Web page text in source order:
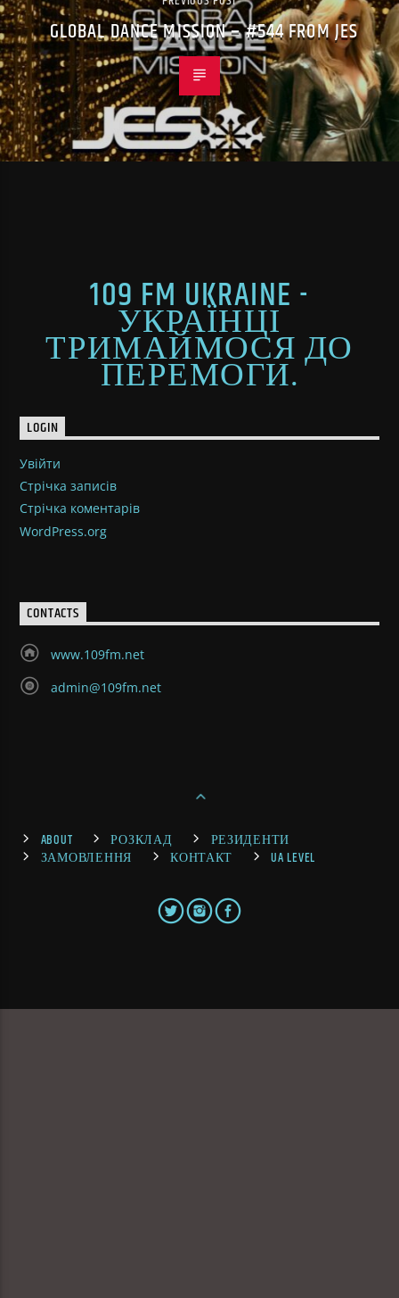
GLOBAL DANCE MISSION – #544 FROM JES
109 FM UKRAINE -
УКРАЇНЦІ
ТРИМАЙМОСЯ ДО
ПЕРЕМОГИ.
LOGIN
Увійти
Стрічка записів
Стрічка коментарів
WordPress.org
CONTACTS
www.109fm.net
admin@109fm.net
ABOUT РОЗКЛАД
РЕЗИДЕНТИ
ЗАМОВЛЕННЯ
КОНТАКТ UA LEVEL